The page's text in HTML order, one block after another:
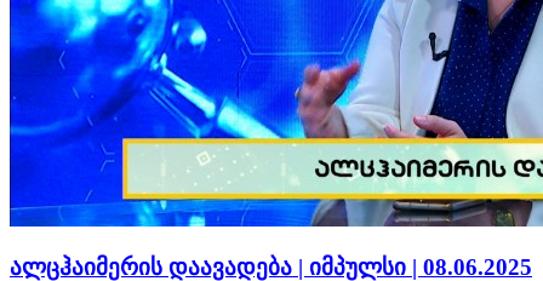
ალცჰაიმერის დაავადება | იმპულსი | 08.06.2025